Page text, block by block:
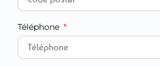
Téléphone